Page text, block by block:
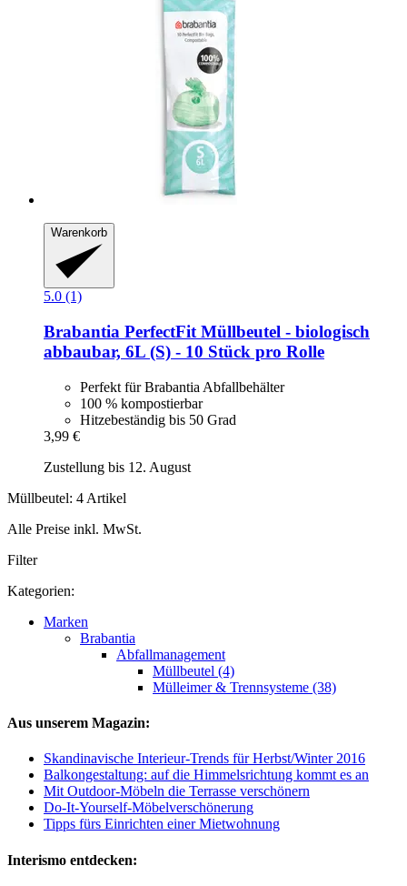
Warenkorb
5.0 (1)
Brabantia PerfectFit Müllbeutel -​ biologisch
abbaubar, 6L (S) -​ 10 Stück pro Rolle
Perfekt für Brabantia Abfallbehälter
100 % kompostierbar
Hitzebeständig bis 50 Grad
3,99 €
Zustellung bis 12. August
Müllbeutel: 4 Artikel
Alle Preise inkl. MwSt.
Filter
Kategorien:
Marken
Brabantia
Abfallmanagement
Müllbeutel (4)
Mülleimer & Trennsysteme (38)
Aus unserem Magazin:
Skandinavische Interieur-Trends für Herbst/Winter 2016
Balkongestaltung: auf die Himmelsrichtung kommt es an
Mit Outdoor-Möbeln die Terrasse verschönern
Do-It-Yourself-Möbelverschönerung
Tipps fürs Einrichten einer Mietwohnung
Interismo entdecken: